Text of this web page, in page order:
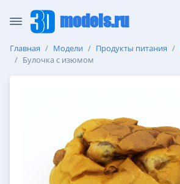
models.ru
Главная Модели Продукты питания
Булочка с изюмом